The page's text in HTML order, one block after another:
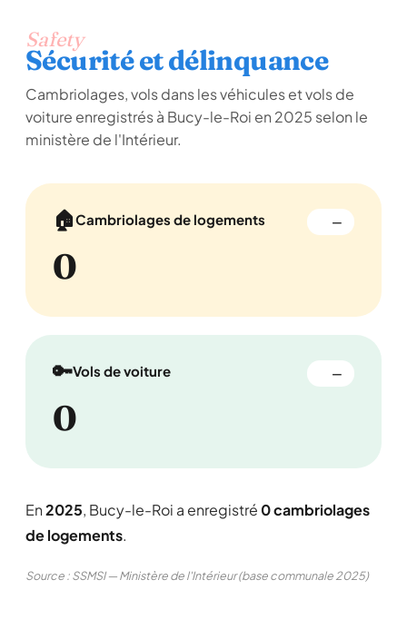
Safety
Sécurité et délinquance
Cambriolages, vols dans les véhicules et vols de
voiture enregistrés à Bucy-le-Roi en 2025 selon le
ministère de l'Intérieur.
🏠Cambriolages de logements —
0
🔑Vols de voiture —
0
En2025, Bucy-le-Roi a enregistré 0 cambriolages
de logements.
Source : SSMSI — Ministère de l'Intérieur (base communale 2025)